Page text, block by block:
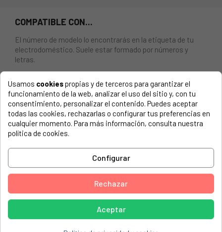
COMPATIBLE CON...
El número de modelo lo encontrarás en la etiqueta de tu
electrodoméstico. Suele estar formado por números y
letras.
SOPORTE BISAGRA LAVADORA FAGOR, EDESA
ASPES, RL95 905472447
BRANDT, WFF0612A 905473277
BRANDT, WFF0762K 905472982
BRANDT, WFF0812K 905472973
BRANDT, WFF0812KK 905473525
Usamos cookiespropias y de terceros para garantizar el
funcionamiento de la web, analizar el uso del sitio y, con tu
consentimiento, personalizar el contenido. Puedes aceptar
todas las cookies, rechazarlas o configurar tus preferencias en
cualquier momento. Para más información, consulta nuestra
política de cookies.
Configurar
Rechazar
Aceptar